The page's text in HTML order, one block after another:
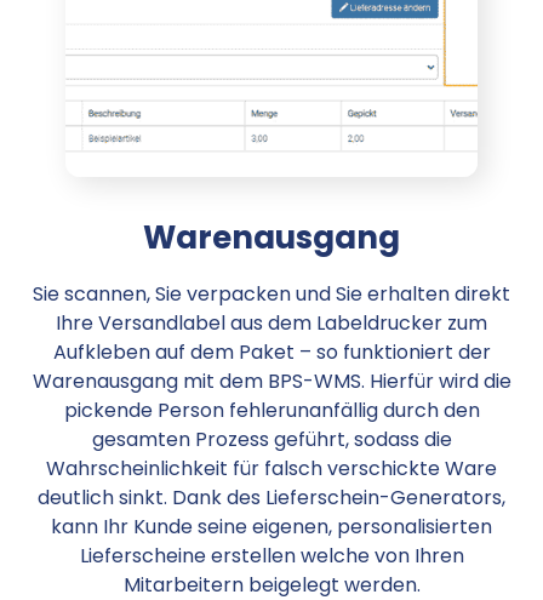
Warenausgang
Sie scannen, Sie verpacken und Sie erhalten direkt
Ihre Versandlabel aus dem Labeldrucker zum
Aufkleben auf dem Paket – so funktioniert der
Warenausgang mit dem BPS-WMS. Hierfür wird die
pickende Person fehlerunanfällig durch den
gesamten Prozess geführt, sodass die
Wahrscheinlichkeit für falsch verschickte Ware
deutlich sinkt. Dank des Lieferschein-Generators,
kann Ihr Kunde seine eigenen, personalisierten
Lieferscheine erstellen welche von Ihren
Mitarbeitern beigelegt werden.